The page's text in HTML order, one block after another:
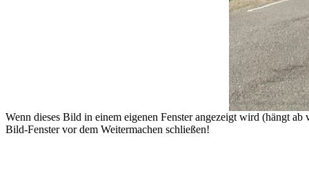
Wenn dieses Bild in einem eigenen Fenster angezeigt wird (hängt
Bild-Fenster vor dem Weitermachen schließen!